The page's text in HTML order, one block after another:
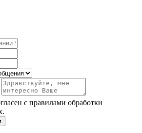
с правилами обработки
.